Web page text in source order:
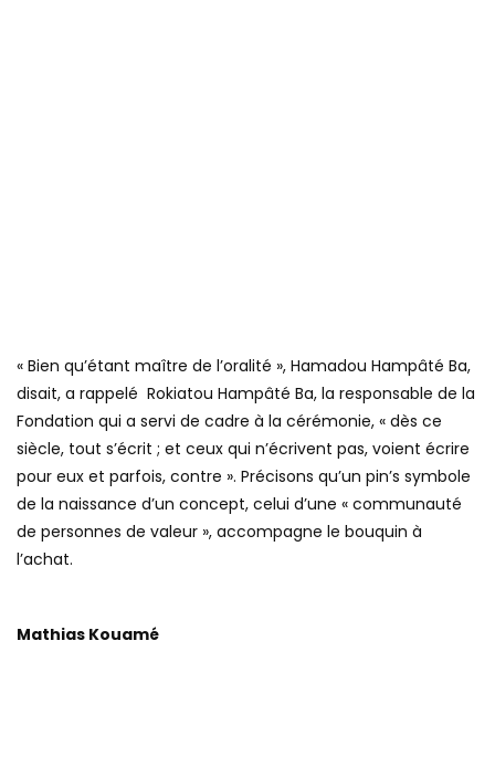
« Bien qu’étant maître de l’oralité », Hamadou Hampâté Ba,
disait, a rappelé Rokiatou Hampâté Ba, la responsable de la
Fondation qui a servi de cadre à la cérémonie, « dès ce
siècle, tout s’écrit ; et ceux qui n’écrivent pas, voient écrire
pour eux et parfois, contre ». Précisons qu’un pin’s symbole
de la naissance d’un concept, celui d’une « communauté
de personnes de valeur », accompagne le bouquin à
l’achat.
Mathias Kouamé